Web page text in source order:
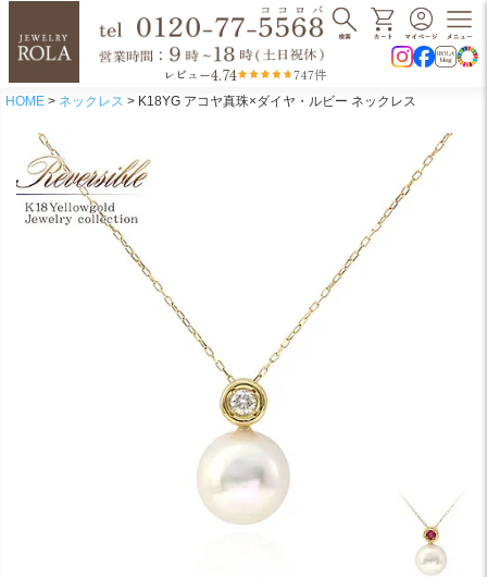
レビュー4.74 747件
HOME ネックレス K18YG アコヤ真珠×ダイヤ・ルビー ネックレス